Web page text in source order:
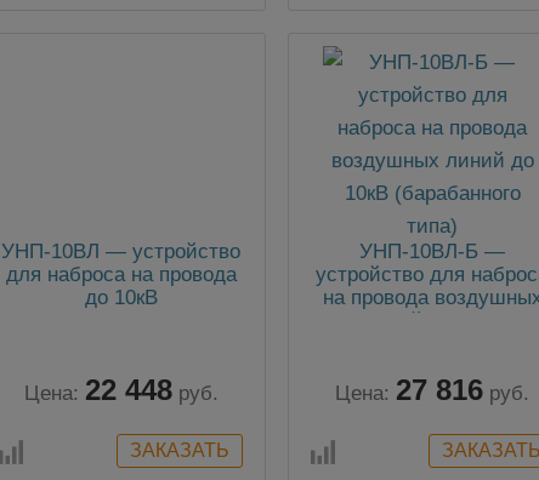
УНП-10ВЛ — устройство
для наброса на провода
до 10кВ
Цена: 22 448 руб.
УНП-10ВЛ-Б —
устройство для
на провода
линий до 10кВ
Цена: 27 816 руб.